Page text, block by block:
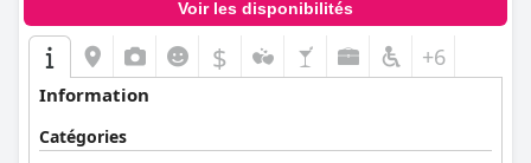
Voir les disponibilités
$ +6
Information
Catégories